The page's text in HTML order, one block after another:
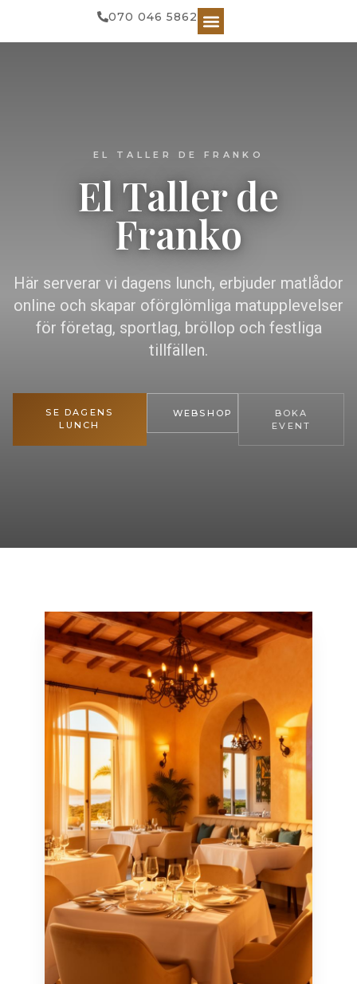
070 046 5862
EL TALLER DE FRANKO
El Taller de
Franko
Här serverar vi dagens lunch, erbjuder matlådor
online och skapar oförglömliga matupplevelser
för företag, sportlag, bröllop och festliga
tillfällen.
SE DAGENS
LUNCH
WEBSHOP
BOKA
EVENT